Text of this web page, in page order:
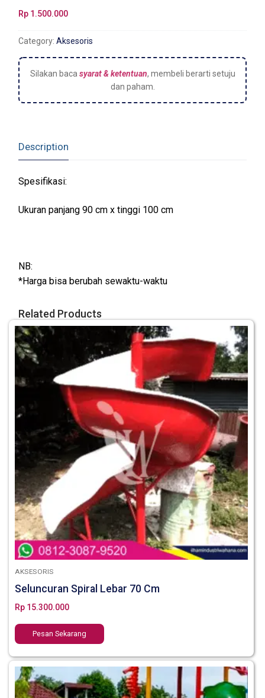
Rp 1.500.000
Category: Aksesoris
Silakan baca syarat & ketentuan, membeli berarti setuju
dan paham.
Description
Spesifikasi:
Ukuran panjang 90 cm x tinggi 100 cm
NB:
*Harga bisa berubah sewaktu-waktu
Related Products
AKSESORIS
Seluncuran Spiral Lebar 70 Cm
Rp 15.300.000
Pesan Sekarang